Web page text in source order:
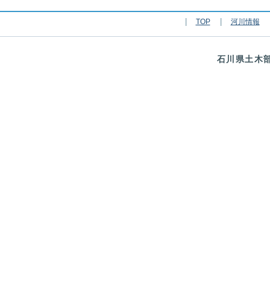
TOP 河川情報
石川県土木